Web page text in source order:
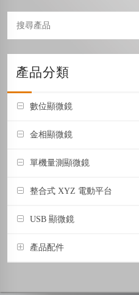
產品分類
數位顯微鏡
金相顯微鏡
單機量測顯微鏡
整合式 XYZ 電動平台
USB 顯微鏡
產品配件